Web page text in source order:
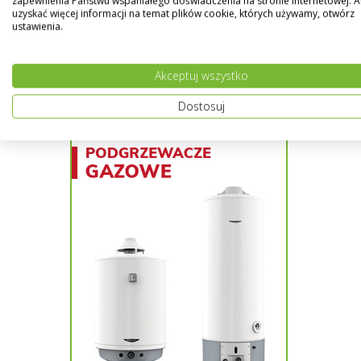
porównania.
uzyskać więcej informacji na temat plików cookie, których używamy, otwórz
ustawienia.
Akceptuj wszystko
Dostosuj